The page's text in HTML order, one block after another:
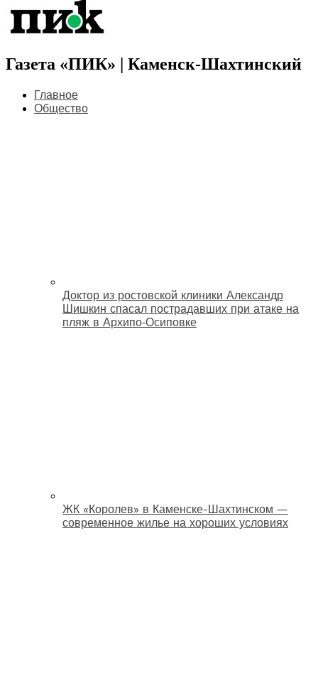
Газета «ПИК» | Каменск-Шахтинский
Главное
Общество
Доктор из ростовской клиники Александр
Шишкин спасал пострадавших при атаке на
пляж в Архипо‑Осиповке
ЖК «Королев» в Каменске-Шахтинском —
современное жилье на хороших условиях